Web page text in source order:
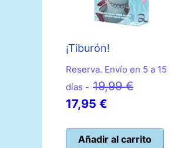
¡Tiburón!
Reserva. Envío en 5 a 15
días - 19,99€El
era:
17,95 €
actual
Añadir al carrito